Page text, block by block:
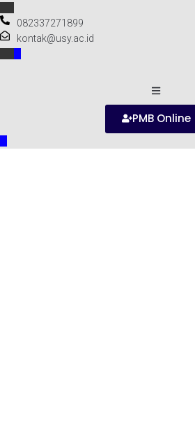
082337271899
kontak@usy.ac.id
PMB Online